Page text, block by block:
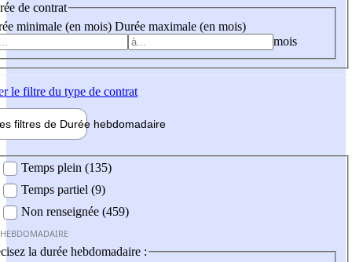
de contrat
minimale (en mois) Durée maximale (en mois)
mois
le filtre du type de contrat
filtres de Durée hebdomadaire
Temps plein (135)
Temps partiel (9)
Non renseignée (459)
la durée hebdomadaire :